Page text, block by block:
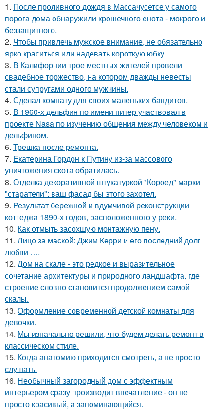
1. После проливного дождя в Массачусетсе у самого
порога дома обнаружили крошечного енота - мокрого и
беззащитного.
2. Чтобы привлечь мужское внимание, не обязательно
ярко краситься или надевать короткую юбку.
3. В Калифорнии трое местных жителей провели
свадебное торжество, на котором дважды невесты
стали супругами одного мужчины.
4. Сделал комнату для своих маленьких бандитов.
5. В 1960-х дельфин по имени питер участвовал в
проекте Nasa по изучению общения между человеком и
дельфином.
6. Трешка после ремонта.
7. Екатерина Гордон к Путину из-за массового
уничтожения скота обратилась.
8. Отделка декоративной штукатуркой "Короед" марки
"старатели": ваш фасад бы этого захотел.
9. Результат бережной и вдумчивой реконструкции
коттеджа 1890-х годов, расположенного у реки.
10. Как отмыть засохшую монтажную пену.
11. Лицо за маской: Джим Керри и его последний долг
любви ….
12. Дом на скале - это редкое и выразительное
сочетание архитектуры и природного ландшафта, где
строение словно становится продолжением самой
скалы.
13. Оформление современной детской комнаты для
девочки.
14. Мы изначально решили, что будем делать ремонт в
классическом стиле.
15. Когда анатомию приходится смотреть, а не просто
слушать.
16. Необычный загородный дом с эффектным
интерьером сразу производит впечатление - он не
просто красивый, а запоминающийся.